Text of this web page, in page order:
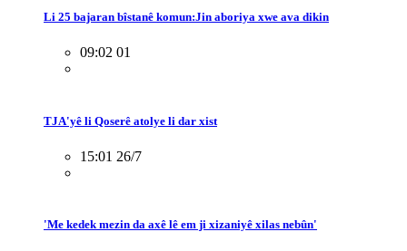
Li 25 bajaran bîstanê komun:Jin aboriya xwe ava dikin
09:02 01
TJA'yê li Qoserê atolye li dar xist
15:01 26/7
'Me kedek mezin da axê lê em ji xizaniyê xilas nebûn'